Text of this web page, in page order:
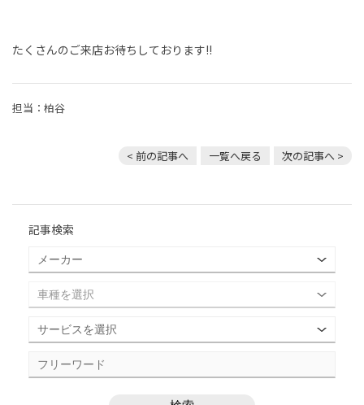
たくさんのご来店お待ちしております!!
担当：柏谷
< 前の記事へ 一覧へ戻る 次の記事へ >
記事検索